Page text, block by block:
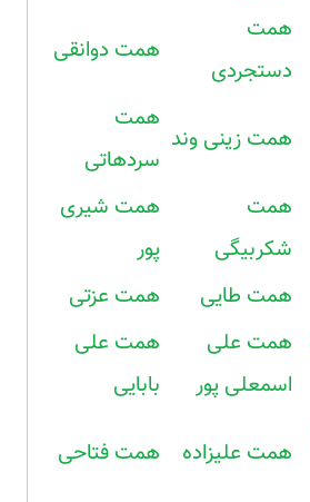
همت
دستجردی
همت دوانقی
همت زینی وند
همت
سردهاتی
همت
شکربیگی
همت شیری
پور
همت طایی
همت عزتی
همت علی
اسمعلی پور
همت علی
بابایی
همت علیزاده همت فتاحی